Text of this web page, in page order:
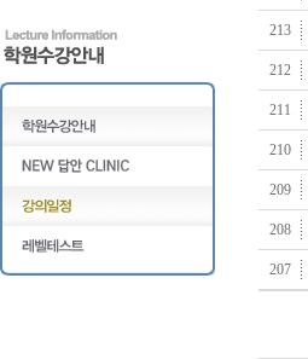
213
212
211
210
209
208
207